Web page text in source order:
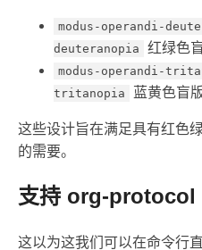
modus-operandi-
deuteranopia
红绿色
modus-operandi-
tritanopia
蓝黄色盲
这些设计旨在满足具有红色
的需要。
支持 org-protocol
这以为这我们可以在命令行